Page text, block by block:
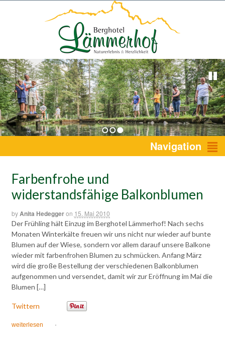
1 2 3 Navigation
Farbenfrohe und
widerstandsfähige Balkonblumen
byAnita Hedeggeron 15. Mai 2010
Der Frühling hält Einzug im Berghotel Lämmerhof! Nach sechs
Monaten Winterkälte freuen wir uns nicht nur wieder auf bunte
Blumen auf der Wiese, sondern vor allem darauf unsere Balkone
wieder mit farbenfrohen Blumen zu schmücken. Anfang März
wird die große Bestellung der verschiedenen Balkonblumen
aufgenommen und versendet, damit wir zur Eröffnung im Mai die
Blumen […]
Twittern
weiterlesen ·